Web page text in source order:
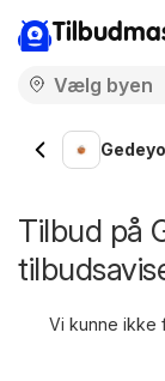
Tilbud på
Vi kunne ikke